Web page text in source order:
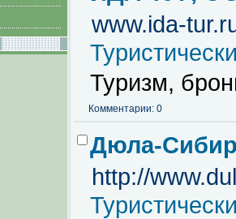
www.ida-
Туризм,
Комментарии: 0
Дюла-
http://